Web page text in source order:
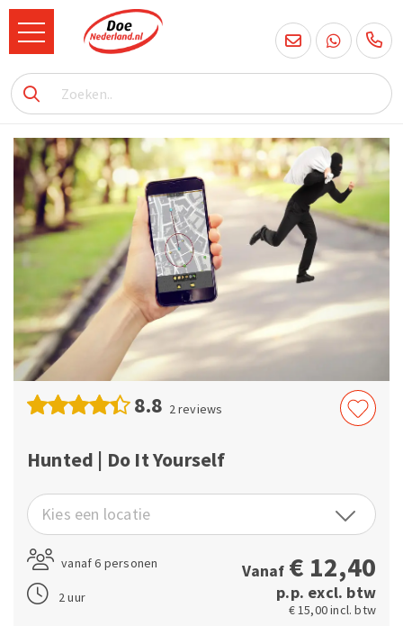
085
760
2556
8.8 2reviews
Hunted | Do It Yourself
Kies een locatie
vanaf 6 personen
2 uur
Vanaf € 12,40
p.p. excl. btw
€ 15,00 incl. btw